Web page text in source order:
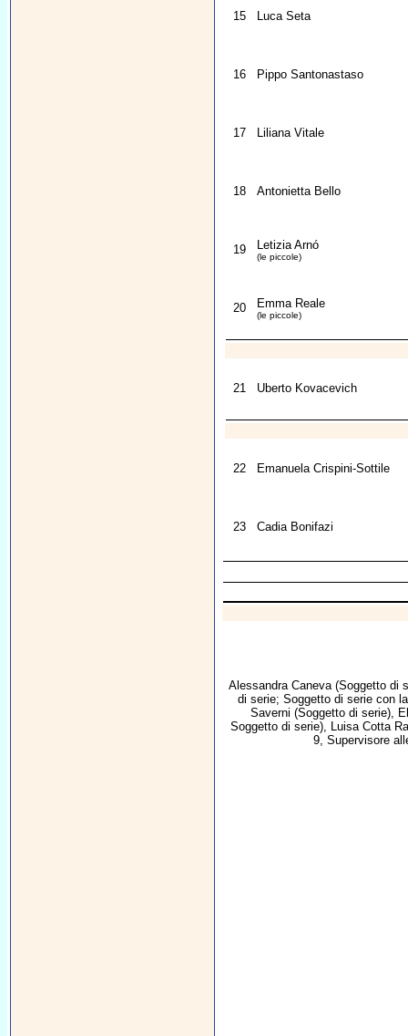
15 Luca Seta
16 Pippo Santonastaso
17 Liliana Vitale
18 Antonietta Bello
19 Letizia Arnó
(le piccole)
20 Emma Reale
(le piccole)
21 Uberto Kovacevich
22 Emanuela Crispini-Sottile
23 Cadia Bonifazi
Alessandra Caneva(Soggetto di
di serie; Soggetto di serie con
Saverni (Soggetto di serie),
Soggetto di serie), Luisa Cotta
9, Supervisore